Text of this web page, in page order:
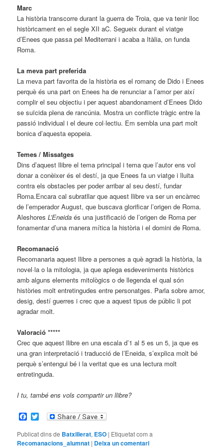
Marc
La història transcorre durant la guerra de Troia, que va tenir lloc
històricament en el segle XII aC. Segueix durant el viatge
d’Enees que passa pel Mediterrani i acaba a Itàlia, on funda
Roma.
La meva part preferida
La meva part favorita de la història es el romanç de Dido i Enees
perquè és una part on Enees ha de renunciar a l’amor per així
complir el seu objectiu i per aquest abandonament d’Enees Dido
se suïcida plena de rancúnia. Mostra un conflicte tràgic entre la
passió individual i el deure col·lectiu. Em sembla una part molt
bonica d’aquesta epopeia.
Temes / Missatges
Dins d’aquest llibre el tema principal i tema que l’autor ens vol
donar a conèixer és el destí, ja que Enees fa un viatge i lluita
contra els obstacles per poder arribar al seu destí, fundar
Roma.Encara cal subratllar que aquest llibre va ser un encàrrec
de l’emperador August, que buscava glorificar l’origen de Roma.
AleshoresL’Eneida és una justificació de l’origen de Roma per
fonamentar d’una manera mítica la història i el domini de Roma.
Recomanació
Recomanaria aquest llibre a persones a què agradi la història, la
novel·la o la mitologia, ja que aplega esdeveniments històrics
amb alguns elements mitològics o de llegenda el qual són
històries molt entretingudes entre personatges. Parla sobre amor,
desig, destí guerres i crec que a aquest tipus de públic li pot
agradar molt.
Valoració *****
Crec que aquest llibre en una escala d’1 al 5 es un 5, ja que es
una gran interpretació i traducció de l’Eneida, s’explica molt bé
perquè s’entengui bé i la veritat que es una lectura molt
entretinguda.
I tu, també ens vols compartir un llibre?
Facebook
Twitter
Publicat dins de Batxillerat, ESO | Etiquetat com a
Recomanacions_alumnat | Deixa un comentari